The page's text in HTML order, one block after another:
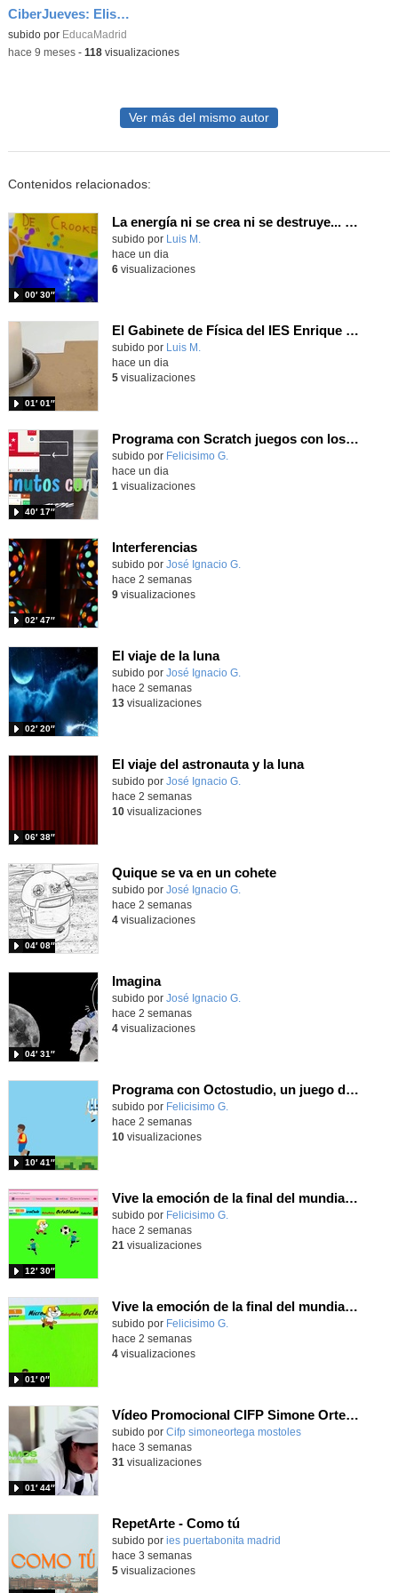
CiberJueves: Elisa Alises "Dos años, mil retos: una historia real de crecimiento en Ciberseguridad
subido por EducaMadrid
-hace 9 meses- 118visualizaciones
Ver más del mismo autor
Contenidos relacionados:
La energía ni se crea ni se destruye... ¡se experimenta! El Tierno en la Feria Madrid es Ciencia 2026
Contenido educativo.
subido por Luis M.
00′ 30″
hace un dia
6visualizaciones
El Gabinete de Física del IES Enrique Tierno Galván de Parla (Curso 25-26)
Contenido educativo.
subido por Luis M.
01′ 01″
hace un dia
5visualizaciones
Programa con Scratch juegos con los partidos del mundial 2026 ganados por España
Contenido educativo.
subido por Felicisimo G.
40′ 17″
hace un dia
1 visualizaciones
Interferencias
Contenido educativo.
subido por José Ignacio G.
02′ 47″
hace 2 semanas
9visualizaciones
El viaje de la luna
Contenido educativo.
subido por José Ignacio G.
02′ 20″
hace 2 semanas
13visualizaciones
El viaje del astronauta y la luna
Contenido educativo.
subido por José Ignacio G.
06′ 38″
hace 2 semanas
10visualizaciones
Quique se va en un cohete
Contenido educativo.
subido por José Ignacio G.
04′ 08″
hace 2 semanas
4visualizaciones
Imagina
Contenido educativo.
subido por José Ignacio G.
04′ 31″
hace 2 semanas
4visualizaciones
Programa con Octostudio, un juego de 4 personajes ganando la copa del mundo saltando y esquivando rivales.
Contenido educativo.
subido por Felicisimo G.
10′ 41″
hace 2 semanas
10visualizaciones
Vive la emoción de la final del mundial programando con Scratch, un juego de toques y esquivar contrarios
Contenido educativo.
subido por Felicisimo G.
12′ 30″
hace 2 semanas
21 visualizaciones
Vive la emoción de la final del mundial 2026, programando con Scratch un juego de toques.
Contenido educativo.
subido por Felicisimo G.
01′ 0″
hace 2 semanas
4visualizaciones
Vídeo Promocional CIFP Simone Ortega
Contenido educativo.
subido por Cifp simoneortega mostoles
01′ 44″
-
hace 3 semanas
31 visualizaciones
RepetArte - Como tú
subido por ies puertabonita madrid
hace 3 semanas
5visualizaciones